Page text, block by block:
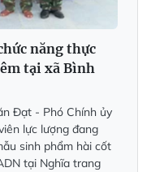
năng thực
tại xã Bình
Đạt - Phó Chính ủy
lực lượng đang
sinh phẩm hài cốt
tại Nghĩa trang